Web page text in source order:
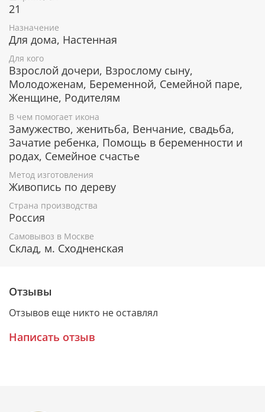
Муромские
Зачатие долгожданного ребенка.
Рождение в семье здоровых детей.
Помощь в беременности и родах.
Помощь в поиске своей второй половинки.
Благословение на брак и укрепление семейных
уз.
Счастье в браке и мир в семье.
Гарантия подлинности
К каждому живописному образу прикладывается
номерное свидетельство, в котором подробно
расписана вся информация об иконе:
Имя художника,
Материалы, из которых она изготовлена,
Гарантия соответствия канонам Православной
Церкви.
Подарочная упаковка
Каждая икона размещается в красивой деревянной
шкатулке из натурального дерева с откидной
крышкой и замочком.
21
Назначение
Для дома, Настенная
Для кого
Взрослой дочери, Взрослому сыну,
Молодоженам, Беременной, Семейной паре,
Женщине, Родителям
В чем помогает икона
Замужество, женитьба, Венчание, свадьба,
Зачатие ребенка, Помощь в беременности и
родах, Семейное счастье
Метод изготовления
Живопись по дереву
Страна производства
Россия
Самовывоз в Москве
Склад, м. Сходненская
Отзывы
Отзывов еще никто не оставлял
Написать отзыв